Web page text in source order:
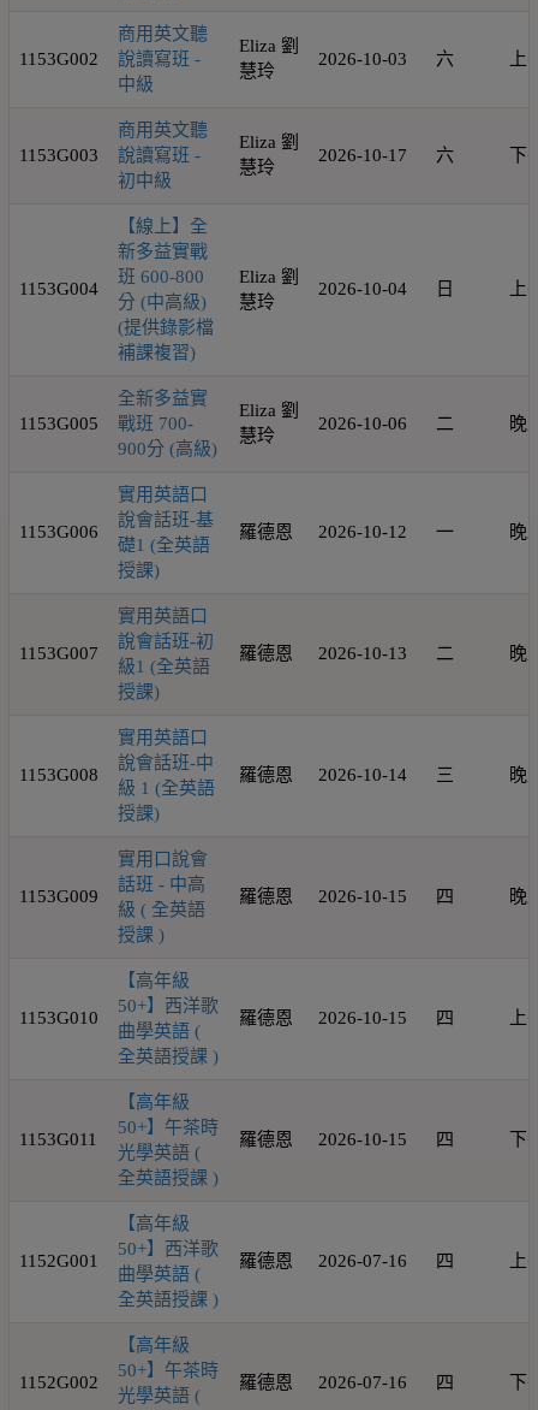
1153G002
商用英文聽
說讀寫班 -
中級
Eliza 劉
慧玲
2026-10-03 六 上
1153G003
商用英文聽
說讀寫班 -
初中級
Eliza 劉
慧玲
2026-10-17 六 下
1153G004
【線上】全
新多益實戰
班 600-800
分 (中高級)
(提供錄影檔
補課複習)
Eliza 劉
慧玲
2026-10-04 日 上
1153G005
全新多益實
戰班 700-
900分 (高級)
Eliza 劉
慧玲
2026-10-06 二 晚
1153G006
實用英語口
說會話班-基
礎1 (全英語
授課)
羅德恩 2026-10-12 一 晚
1153G007
實用英語口
說會話班-初
級1 (全英語
授課)
羅德恩 2026-10-13 二 晚
1153G008
實用英語口
說會話班-中
級 1 (全英語
授課)
羅德恩 2026-10-14 三 晚
1153G009
實用口說會
話班 - 中高
級 ( 全英語
授課 )
羅德恩 2026-10-15 四 晚
1153G010
【高年級
50+】西洋歌
曲學英語 (
全英語授課 )
羅德恩 2026-10-15 四 上
1153G011
【高年級
50+】午茶時
光學英語 (
全英語授課 )
羅德恩 2026-10-15 四 下
1152G001
【高年級
50+】西洋歌
曲學英語 (
全英語授課 )
羅德恩 2026-07-16 四 上
1152G002
【高年級
50+】午茶時
光學英語 (
羅德恩 2026-07-16 四 下